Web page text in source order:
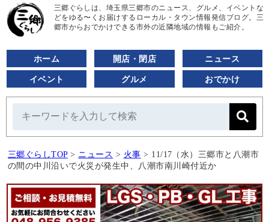
三郷ぐらしは、埼玉県三郷市のニュース、グルメ、イベントな
どをゆる〜くお届けするローカル・タウン情報発信ブログ。三
郷市からおでかけできる市外の近隣地域の情報もご紹介。
ホーム 開店・閉店 ニュース
イベント グルメ おでかけ
三郷ぐらしTOP > ニュース > 火事 > 11/17（水）三郷市と八潮市
の間の中川沿いで火災が発生中、八潮市南川崎付近か